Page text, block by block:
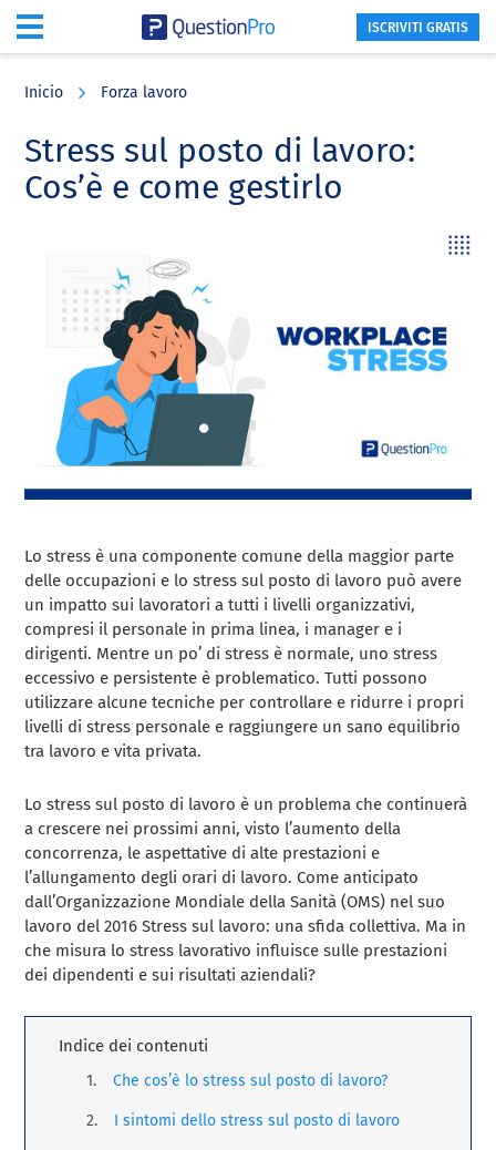
content
sidebar
ISCRIVITI GRATIS
Inicio Forza lavoro
Stress sul posto di lavoro:
Cos’è e come gestirlo
Lo stress è una componente comune della maggior parte
delle occupazioni e lo stress sul posto di lavoro può avere
un impatto sui lavoratori a tutti i livelli organizzativi,
compresi il personale in prima linea, i manager e i
dirigenti. Mentre un po’ di stress è normale, uno stress
eccessivo e persistente è problematico. Tutti possono
utilizzare alcune tecniche per controllare e ridurre i propri
livelli di stress personale e raggiungere un sano equilibrio
tra lavoro e vita privata.
Lo stress sul posto di lavoro è un problema che continuerà
a crescere nei prossimi anni, visto l’aumento della
concorrenza, le aspettative di alte prestazioni e
l’allungamento degli orari di lavoro. Come anticipato
dall’Organizzazione Mondiale della Sanità (OMS) nel suo
lavoro del 2016 Stress sul lavoro: una sfida collettiva. Ma in
che misura lo stress lavorativo influisce sulle prestazioni
dei dipendenti e sui risultati aziendali?
Indice dei contenuti
Che cos’è lo stress sul posto di lavoro?
I sintomi dello stress sul posto di lavoro